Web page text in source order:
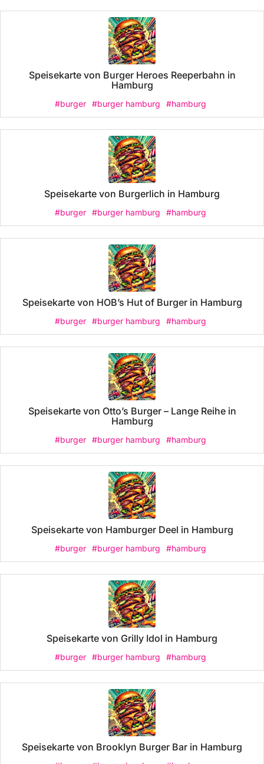
Speisekarte von Burger Heroes Reeperbahn in
Hamburg
#burger #burger hamburg #hamburg
Speisekarte von Burgerlich in Hamburg
#burger #burger hamburg #hamburg
Speisekarte von HOB’s Hut of Burger in Hamburg
#burger #burger hamburg #hamburg
Speisekarte von Otto’s Burger – Lange Reihe in
Hamburg
#burger #burger hamburg #hamburg
Speisekarte von Hamburger Deel in Hamburg
#burger #burger hamburg #hamburg
Speisekarte von Grilly Idol in Hamburg
#burger #burger hamburg #hamburg
Speisekarte von Brooklyn Burger Bar in Hamburg